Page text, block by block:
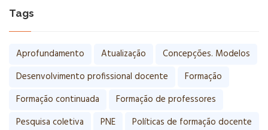
Tags
Aprofundamento Atualização
Concepções. Modelos
Desenvolvimento profissional docente
Formação
Formação continuada
Formação de professores
Pesquisa coletiva
PNE Políticas de formação docente